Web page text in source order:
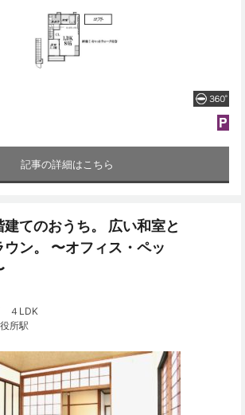
記事の詳細はこちら
てのおうち。 広い和室と
ン。 〜オフィス・ペッ
４LDK
所駅